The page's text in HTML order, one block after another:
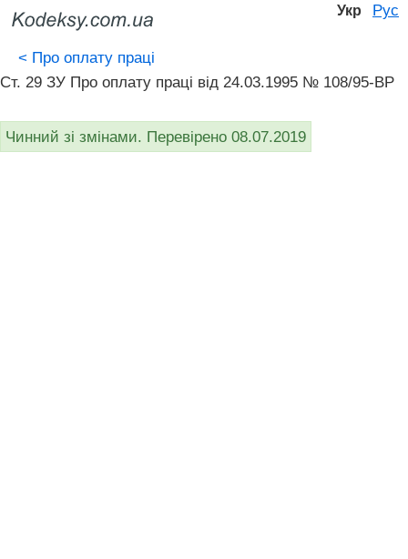
Укр Рус
< Про оплату праці
Ст. 29 ЗУ Про оплату праці вiд 24.03.1995 № 108/95-ВР
Чинний зі змінами. Перевірено 08.07.2019